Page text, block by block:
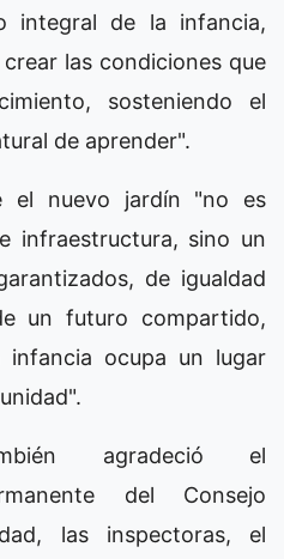
integral de la infancia,
las condiciones que
sosteniendo el
de aprender".
el nuevo jardín "no es
infraestructura, sino un
de igualdad
un futuro compartido,
infancia ocupa un lugar
agradeció el
del Consejo
las inspectoras, el